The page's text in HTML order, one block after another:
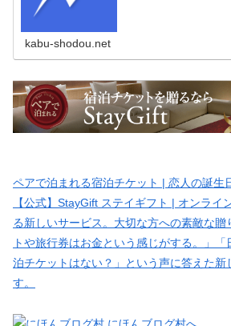
kabu-shodou.net
ペアで泊まれる宿泊チケット | 恋人の誕生
【公式】StayGift ステイギフト | オンライ
る新しいサービス。大切な方への素敵な贈
トや旅行券はお金という感じがする。」
泊チケットはない？」という声に答えた新
す。